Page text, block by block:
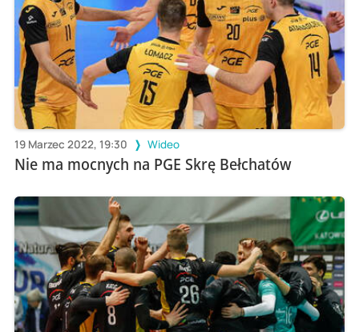
19 Marzec 2022, 19:30 Wideo
Nie ma mocnych na PGE Skrę Bełchatów